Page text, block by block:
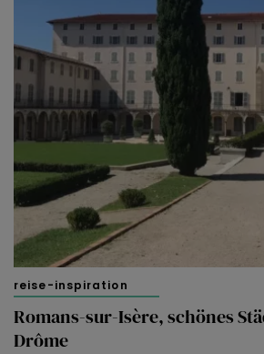
reise-inspiration
Romans-sur-Isère, schönes
Drôme